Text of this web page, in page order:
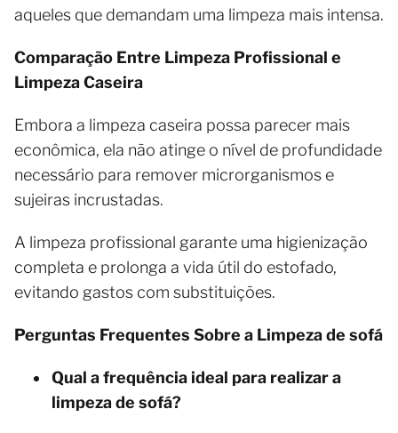
aqueles que demandam uma limpeza mais intensa.
Comparação Entre Limpeza Profissional e
Limpeza Caseira
Embora a limpeza caseira possa parecer mais
econômica, ela não atinge o nível de profundidade
necessário para remover microrganismos e
sujeiras incrustadas.
A limpeza profissional garante uma higienização
completa e prolonga a vida útil do estofado,
evitando gastos com substituições.
Perguntas Frequentes Sobre a Limpeza de sofá
Qual a frequência ideal para realizar a
limpeza de sofá?